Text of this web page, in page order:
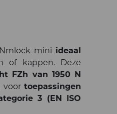
mini ideaal
of kappen. Deze
FZh van 1950 N
voortoepassingen
3 (EN ISO